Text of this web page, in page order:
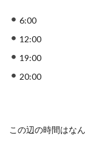
6:00
12:00
19:00
20:00
この辺の時間はな